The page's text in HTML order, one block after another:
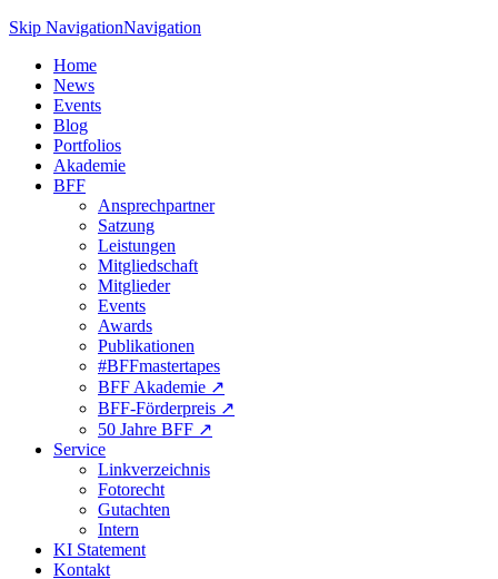
Skip NavigationNavigation
Home
News
Events
Blog
Portfolios
Akademie
BFF
Ansprechpartner
Satzung
Leistungen
Mitgliedschaft
Mitglieder
Events
Awards
Publikationen
#BFFmastertapes
BFF Akademie ↗︎
BFF-Förderpreis ↗︎
50 Jahre BFF ↗︎
Service
Linkverzeichnis
Fotorecht
Gutachten
Intern
KI Statement
Kontakt